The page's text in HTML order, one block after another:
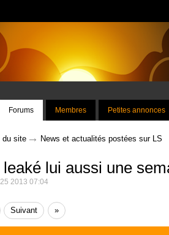
Forums Membres Petites annonces
du site → News et actualités postées sur LS
lui aussi une
2013 07:04
Suivant »